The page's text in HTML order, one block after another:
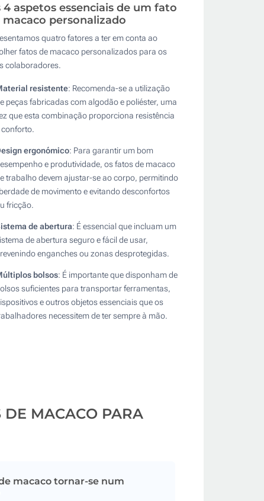
4 aspetos essenciais de um fato
macaco personalizado
quatro fatores a ter em conta ao
fatos de macaco personalizados para os
colaboradores.
resistente: Recomenda-se a utilização
peças fabricadas com algodão e poliéster, uma
que esta combinação proporciona resistência
conforto.
ergonómico: Para garantir um bom
e produtividade, os fatos de macaco
trabalho devem ajustar-se ao corpo, permitindo
de movimento e evitando desconfortos
fricção.
de abertura: É essencial que incluam um
de abertura seguro e fácil de usar,
enganches ou zonas desprotegidas.
bolsos: É importante que disponham de
suficientes para transportar ferramentas,
e outros objetos essenciais que os
necessitem de ter sempre à mão.
DE MACACO PARA
macaco tornar-se num